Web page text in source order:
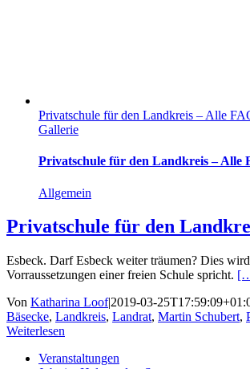
Privatschule für den Landkreis – Alle
Gallerie
Privatschule für den Landkreis – Alle
Allgemein
Privatschule für den
Esbeck. Darf Esbeck weiter träumen? Dies
Vorraussetzungen einer freien Schule spricht.
Von Katharina Loof|2019-03-
Bäsecke, Landkreis, Landrat, Martin Schubert,
Weiterlesen
Veranstaltungen